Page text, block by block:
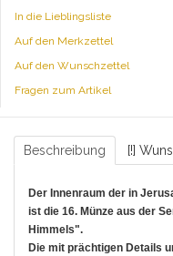
In die Lieblingsliste
Auf den Merkzettel
Auf den Wunschzettel
Fragen zum Artikel
Beschreibung [!]
Der Innenraum der in
ist die 16. Münze aus der
Himmels".
Die mit prächtigen Details